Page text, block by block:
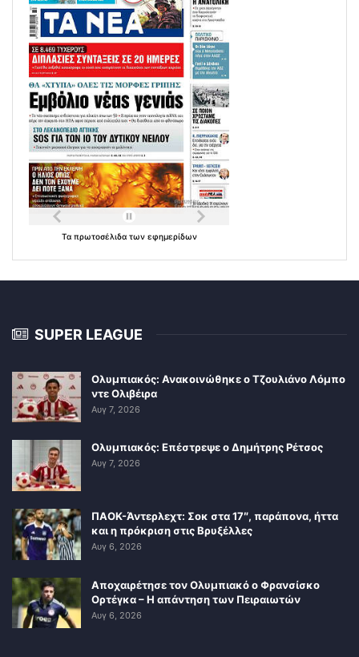
Τα πρωτοσέλιδα των εφημερίδων
SUPER LEAGUE
Ολυμπιακός: Ανακοινώθηκε ο Τζουλιάνο Λόμπο
ντε Ολιβέιρα
Αυγ 7, 2026
Ολυμπιακός: Επέστρεψε ο Δημήτρης Ρέτσος
Αυγ 7, 2026
ΠΑΟΚ-Άντερλεχτ: Σοκ στα 17″, παράπονα, ήττα
και η πρόκριση στις Βρυξέλλες
Αυγ 6, 2026
Αποχαιρέτησε τον Ολυμπιακό ο Φρανσίσκο
Ορτέγκα – Η απάντηση των Πειραιωτών
Αυγ 6, 2026